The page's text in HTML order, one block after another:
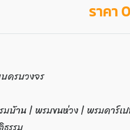
ราคา
ครบวงจร
บ้าน | พรมขนห่วง | พรมคาร์เ